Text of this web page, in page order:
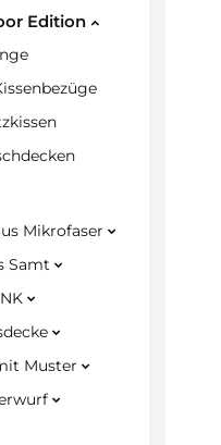
Edition
Mikrofaser
Samt
Muster